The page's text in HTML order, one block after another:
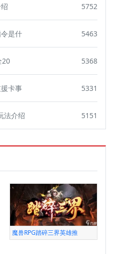
5752
是什 5463
20 5368
卡事 5331
法介绍 5151
魔兽RPG踏碎三界英雄推